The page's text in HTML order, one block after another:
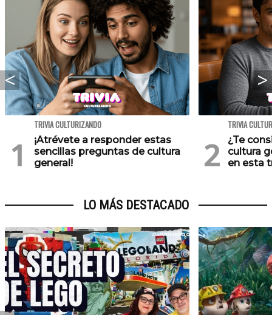
TRIVIA CULTURIZANDO
¡Atrévete a responder estas
sencillas preguntas de cultura
general!
TRIVIA
¿Te
cultura
en esta
LO MÁS DESTACADO